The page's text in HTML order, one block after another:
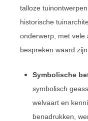
talloze
historische
onderwerp, met vele
bespreken waard
Symbolische
symbolisch
welvaart en
benadrukken,